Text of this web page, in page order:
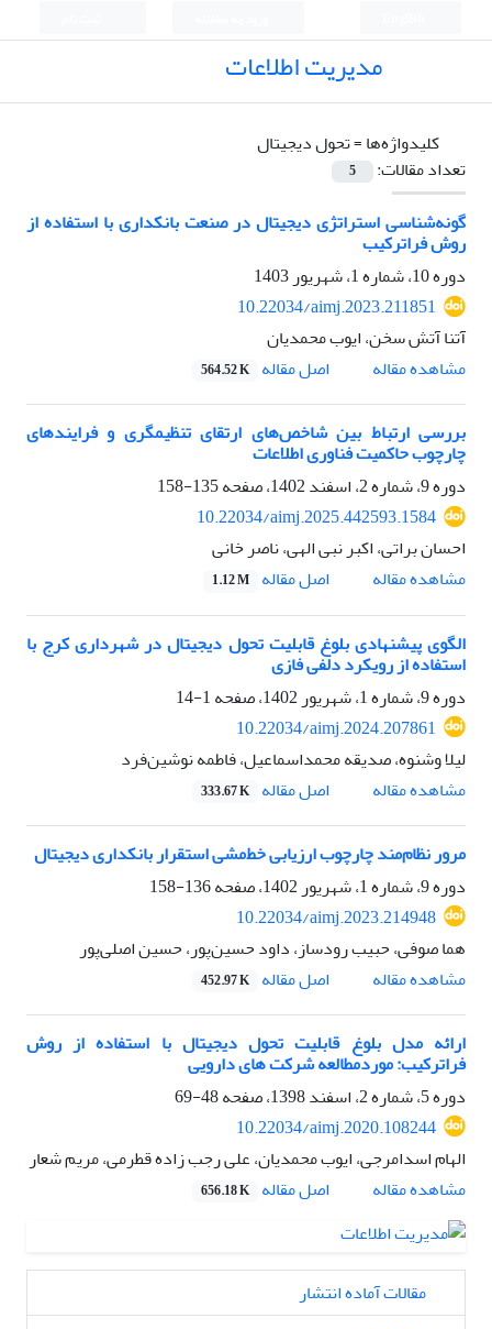
مدیریت اطلاعات
کلیدواژه‌ها =تحول دیجیتال
تعداد مقالات:
5
گونه‌شنا‌‌سی استراتژی دیجیتال در صنعت بانکداری با استفاده از
روش فرا‌‌ترکیب
دوره 10، شماره 1، شهریور 1403
10.22034/aimj.2023.211851
آتنا آتش سخن، ایوب محمدیان
مشاهده مقاله
اصل مقاله 564.52 K
بررسی ارتباط بین شاخص‌های ارتقای تنظیمگری و فرایندهای
چارچوب حاکمیت فناوری اطلاعات
دوره 9، شماره 2، اسفند 1402، صفحه
135-158
10.22034/aimj.2025.442593.1584
احسان براتی، اکبر نبی الهی، ناصر خانی
مشاهده مقاله
اصل مقاله 1.12 M
الگوی پیشنهادی بلوغ قابلیت تحول دیجیتال در شهرداری کرج با
استفاده از رویکرد دلفی فازی
دوره 9، شماره 1، شهریور 1402، صفحه
1-14
10.22034/aimj.2024.207861
لیلا وشنوه، صدیقه محمداسماعیل، فاطمه نوشین‌فرد
مشاهده مقاله
اصل مقاله 333.67 K
مرور نظام‌مند چارچوب ارزیابی خط‌‌مشی استقرار بانکداری دیجیتال
دوره 9، شماره 1، شهریور 1402، صفحه
136-158
10.22034/aimj.2023.214948
هما صوفی، حبیب رودساز، داود حسین‌پور، حسین اصلی‌پور
مشاهده مقاله
اصل مقاله 452.97 K
ارائه مدل بلوغ قابلیت تحول دیجیتال با استفاده از روش
فراترکیب: موردمطالعه شرکت های دارویی
دوره 5، شماره 2، اسفند 1398، صفحه
48-69
10.22034/aimj.2020.108244
الهام اسدامرجی، ایوب محمدیان، علی رجب زاده قطرمی، مریم شعار
مشاهده مقاله
اصل مقاله 656.18 K
مقالات آماده انتشار